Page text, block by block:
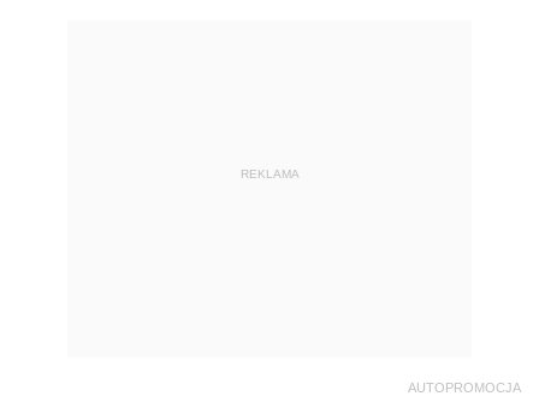
REKLAMA
AUTOPROMOCJA